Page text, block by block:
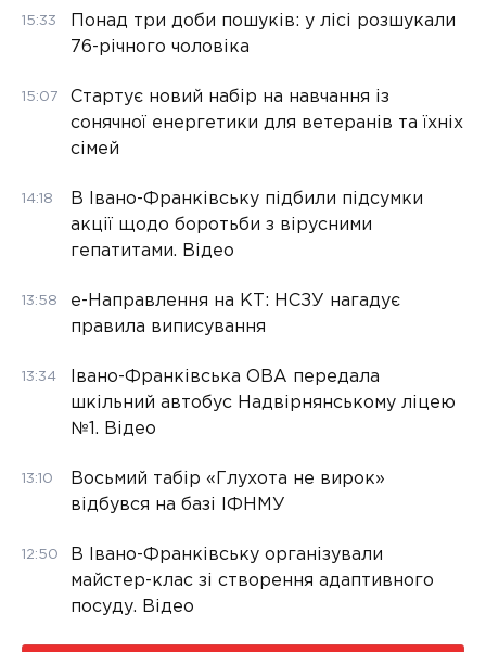
15:33
Понад три доби пошуків: у лісі розшукали
76-річного чоловіка
15:07
Стартує новий набір на навчання із
сонячної енергетики для ветеранів та їхніх
сімей
14:18
В Івано-Франківську підбили підсумки
акції щодо боротьби з вірусними
гепатитами. Відео
13:58
е-Направлення на КТ: НСЗУ нагадує
правила виписування
13:34
Івано-Франківська ОВА передала
шкільний автобус Надвірнянському ліцею
№1. Відео
13:10
Восьмий табір «Глухота не вирок»
відбувся на базі ІФНМУ
12:50
В Івано-Франківську організували
майстер-клас зі створення адаптивного
посуду. Відео